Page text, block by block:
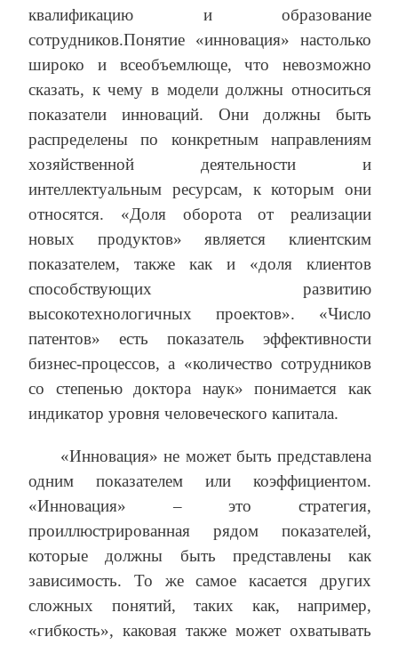
квалификацию и образование
сотрудников.Понятие «инновация» настолько
широко и всеобъемлюще, что невозможно
сказать, к чему в модели должны относиться
показатели инноваций. Они должны быть
распределены по конкретным направлениям
хозяйственной деятельности и
интеллектуальным ресурсам, к которым они
относятся. «Доля оборота от реализации
новых продуктов» является клиентским
показателем, также как и «доля клиентов
способствующих развитию
высокотехнологичных проектов». «Число
патентов» есть показатель эффективности
бизнес-процессов, а «количество сотрудников
со степенью доктора наук» понимается как
индикатор уровня человеческого капитала.
«Инновация» не может быть представлена
одним показателем или коэффициентом.
«Инновация» – это стратегия,
проиллюстрированная рядом показателей,
которые должны быть представлены как
зависимость. То же самое касается других
сложных понятий, таких как, например,
«гибкость», каковая также может охватывать